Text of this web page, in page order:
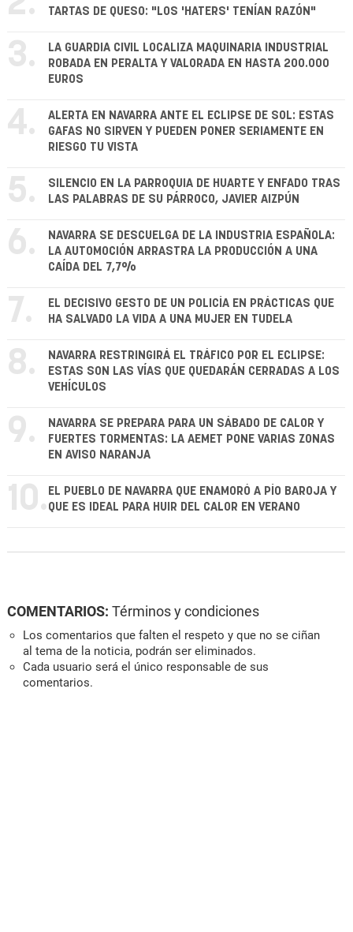
TARTAS DE QUESO: "LOS 'HATERS' TENÍAN RAZÓN"
3.
LA GUARDIA CIVIL LOCALIZA MAQUINARIA INDUSTRIAL
ROBADA EN PERALTA Y VALORADA EN HASTA 200.000
EUROS
4.
ALERTA EN NAVARRA ANTE EL ECLIPSE DE SOL: ESTAS
GAFAS NO SIRVEN Y PUEDEN PONER SERIAMENTE EN
RIESGO TU VISTA
5.
SILENCIO EN LA PARROQUIA DE HUARTE Y ENFADO TRAS
LAS PALABRAS DE SU PÁRROCO, JAVIER AIZPÚN
6.
NAVARRA SE DESCUELGA DE LA INDUSTRIA ESPAÑOLA:
LA AUTOMOCIÓN ARRASTRA LA PRODUCCIÓN A UNA
CAÍDA DEL 7,7%
7.
EL DECISIVO GESTO DE UN POLICÍA EN PRÁCTICAS QUE
HA SALVADO LA VIDA A UNA MUJER EN TUDELA
8.
NAVARRA RESTRINGIRÁ EL TRÁFICO POR EL ECLIPSE:
ESTAS SON LAS VÍAS QUE QUEDARÁN CERRADAS A LOS
VEHÍCULOS
9.
NAVARRA SE PREPARA PARA UN SÁBADO DE CALOR Y
FUERTES TORMENTAS: LA AEMET PONE VARIAS ZONAS
EN AVISO NARANJA
10. EL PUEBLO DE NAVARRA QUE ENAMORÓ A PÍO BAROJA Y
QUE ES IDEAL PARA HUIR DEL CALOR EN VERANO
COMENTARIOS: Términos y condiciones
Los comentarios que falten el respeto y que no se ciñan
al tema de la noticia, podrán ser eliminados.
Cada usuario será el único responsable de sus
comentarios.